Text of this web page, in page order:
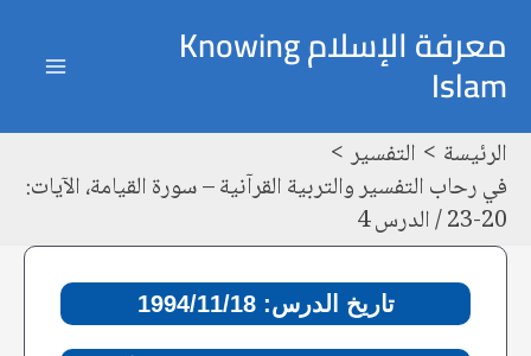
إلى
المحتوى
معرفة الإسلام Knowing
Islam
الرئيسة
التفسير
في رحاب التفسير والتربية القرآنية – سورة القيامة، الآيات:
20-23 / الدرس 4
تاريخ الدرس: 1994/11/18
navigation